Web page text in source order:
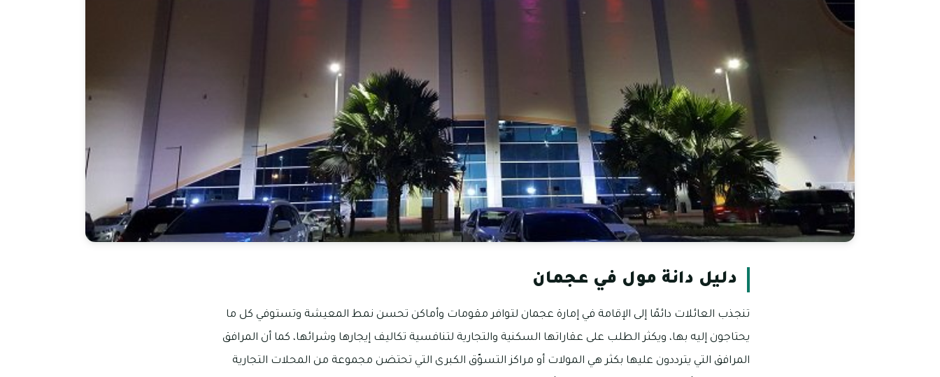
دليل دانة مول في عجمان
تنجذب العائلات دائمًا إلى الإقامة في إمارة عجمان لتوافر مقومات وأماكن تحسن نمط المعيشة وتستوفي كل ما
يحتاجون إليه بها، ويكثر الطلب على عقاراتها السكنية والتجارية لتنافسية تكاليف إيجارها وشرائها، كما أن المرافق
المرافق التي يترددون عليها بكثر هي المولات أو مراكز التسوّق الكبرى التي تحتضن مجموعة من المحلات التجارية